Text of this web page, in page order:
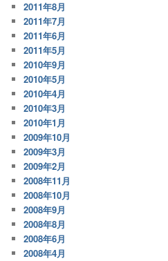
2011年8月
2011年7月
2011年6月
2011年5月
2010年9月
2010年5月
2010年4月
2010年3月
2010年1月
2009年10月
2009年3月
2009年2月
2008年11月
2008年10月
2008年9月
2008年8月
2008年6月
2008年4月